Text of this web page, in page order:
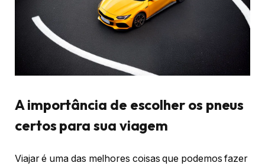
A importância de escolher os pneus
certos para sua viagem
Viajar é uma das melhores coisas que podemos fazer